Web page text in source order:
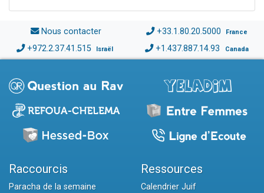
Nous contacter +33.1.80.20.5000 France
+972.2.37.41.515 Israël +1.437.887.14.93 Canada
Raccourcis
Paracha de la semaine
Ressources
Calendrier Juif